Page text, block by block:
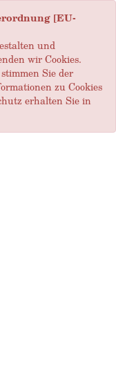
[EU-
und
wir Cookies.
Sie der
zu Cookies
erhalten Sie in